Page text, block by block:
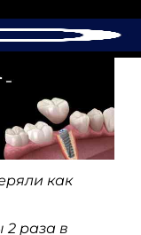
как
2 раза в